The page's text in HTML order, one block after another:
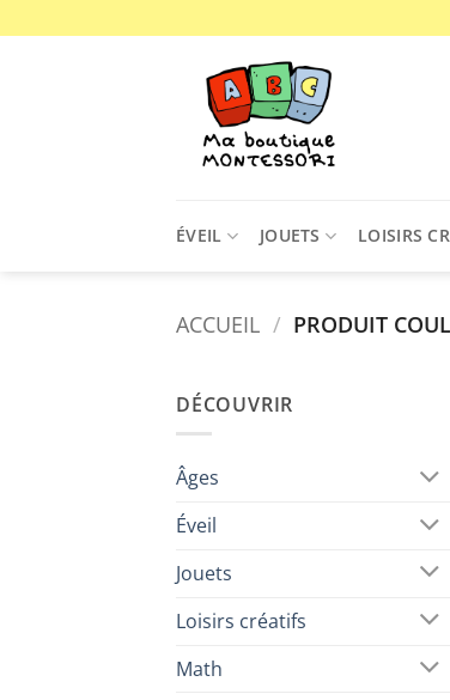
au
ÉVEIL JOUETS LOISIRS
ACCUEIL / PRODUIT
DÉCOUVRIR
Âges
Éveil
Jouets
Loisirs créatifs
Math